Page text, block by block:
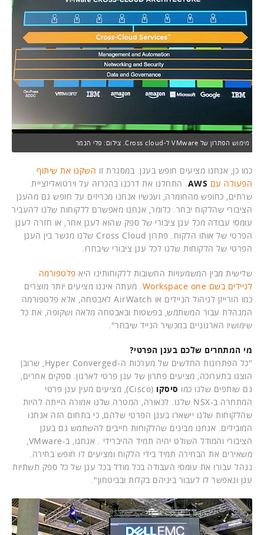
מימוש הפתרון של VMware ל-Cross cloud. צילום: פלי הנמר
כמו כן, אנחנו מציעים חופש בענן. במסגרת זו השקנו את שיתוף
הפעולה עם AWS . התחלנו את דרכנו בהכרזה על וירטואליזציית
שרתים, כחופש מהחומרה, ועכשיו אנחנו מכריזים על חופש גם מהענן
הציבורי שהלקוח יבחר. כלומר, אנחנו מאפשרם ללקוחות שלנו להעביר
עומסי עבודה מכל ענן ציבורי של ספק שהוא לענן אחר, או חזרה לענן
הפרטי של אותו הלקוח. פתרון Cross Cloud שלנו מגשר בין הענן
הפרטי של הלקוחות שלנו לכל ענן ציבורי שיבחרו.
שלישית מבין המשמעויות החשובות ללקוחותינו היא פלטפורמה
לניידים בשם Workspace one
. מעתה איננו מציעים יותר מוצרים
כמו הורייזן לניהול הניידים או AirWatch לאבטחה, אלא פלטפורמה
המנהלת עבור המשתמש, בפשטות ובאבטחה מלאה ושקופה, את כל
שימושיו הארגוניים במכשיר הנייד שיבחר".
מי המתחרים שלכם בענן הפרטי?
"כל הפתרונות החדשים של מערכות ה-Hyper Converged, שרובן
הוצגו בתערוכה, מציעים פתרון של ענן פרטי לארגון. ספקים אחרים,
גם שותפים שלנו כמו סיסקו
(Cisco), מציעים מעין ענן פרטי
המתחרה ב-NSX שלנו. לכאורה, המטרה שלנו אמורה הייתה להיות
שהלקוחות שלנו יישארו בענן הפרטי שלהם, כי בתחום הזה אנחנו
המובילים. אנחנו מבינים שהלקוחות חייבים להשתמש גם בענן
משאירים את הבחירה תמיד בידי הלקוח ומציעים לו חופש בחירה.
ננהל עבורו את עומסי העבודה בכל מודל בכל ענן של כל ספק תשתיות
ענן ונאפשר לו לעבור ביניהם בקלות ובביטחון".